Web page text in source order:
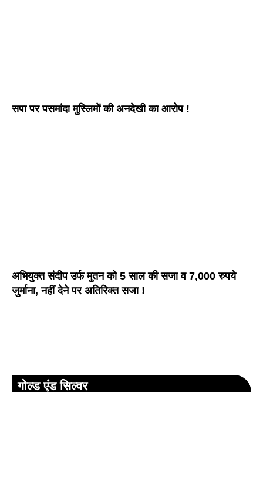
सपा पर पसमांदा मुस्लिमों की अनदेखी का आरोप !
अभियुक्त संदीप उर्फ मुतन को 5 साल की सजा व 7,000 रुपये
जुर्माना, नहीं देने पर अतिरिक्त सजा !
गोल्ड एंड सिल्वर